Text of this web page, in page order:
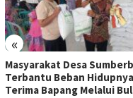
«
Masyarakat Desa
Terbantu Beban
Terima Bapang Melalui